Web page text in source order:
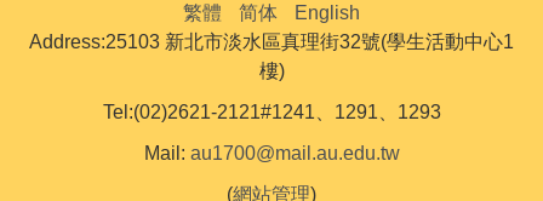
繁體 简体
English
Address:25103 新北市淡水區真理街32號(學生活動中心1
樓)
Tel:(02)2621-2121#1241、1291、1293
Mail: au1700@mail.au.edu.tw
(網站管理)